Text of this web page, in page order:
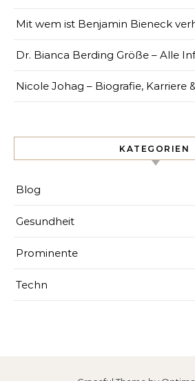
Mit wem ist Benjamin Bieneck
Dr. Bianca Berding Größe – Alle
Nicole Johag – Biografie, Karriere
KATEGORIEN
Blog
Gesundheit
Prominente
Techn